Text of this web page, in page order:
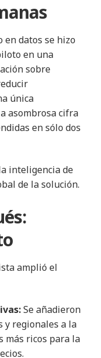
en datos se hizo
en una
sobre
única
asombrosa cifra
en sólo dos
inteligencia de
de la solución.
amplió el
Se añadieron
y regionales a la
más ricos para la